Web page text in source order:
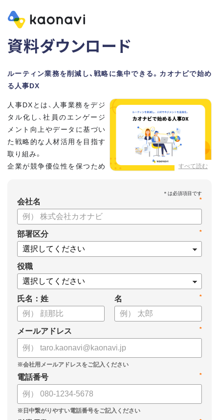
資料ダウンロード
ルーティン業務を削減し、戦略に集中できる。カオナビで始め
る人事DX
すべて読む
人事DXとは、人事業務をデジ
タル化し、社員のエンゲージ
メント向上やデータに基づい
た戦略的な人材活用を目指す
取り組み。
企業が競争優位性を保つため
しかし、「何から手を付けてよいかわからない」「なかなかデジ
タル化が進まない」「既存システムを変えることに抵抗がある」
といった理由から、推進に踏み切れていない企業も少なくあり
ません。
本資料では、人事DXの目的や成功させるためのポイントを解
説します。
*
会社名
*
部署区分
役職
氏名：姓 *
名
*
メールアドレス
*
電話番号